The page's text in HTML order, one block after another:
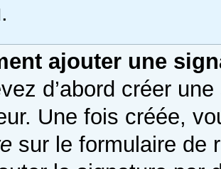
ajouter une
d’abord créer
Une fois créée,
sur le formulaire de